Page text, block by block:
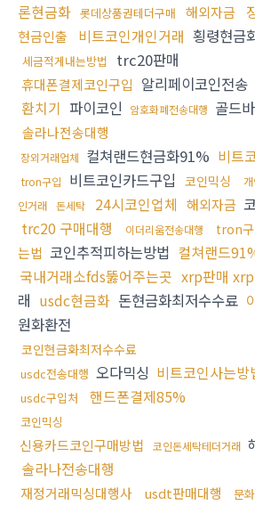
론현금화 롯데상품권테더구매 해외자금
현금인출
비트코인개인거래 횡령현금
세금적게내는방법 trc20판매
휴대폰결제코인구입 알리페이코인전송
환치기 파이코인 암호화폐전송대행 골드
솔라나전송대행
장외거래업체 컬쳐랜드현금화91% 비트
tron구입 비트코인카드구입 코인믹싱
인거래 돈세탁 24시코인업체 해외자금
trc20 구매대행
이더리움전송대행 tron구
는법 코인추적피하는방법 컬쳐랜드
국내거래소fds뚫어주는곳 xrp판매
래 usdc현금화 돈현금화최저수수료
원화환전
코인현금화최저수수료
usdc전송대행 오다믹싱 비트코인사는방
usdc구입처 핸드폰결제85%
코인믹싱
신용카드코인구매방법 코인돈세탁테더거래
솔라나전송대행
재정거래믹싱대행사 usdt판매대행 문